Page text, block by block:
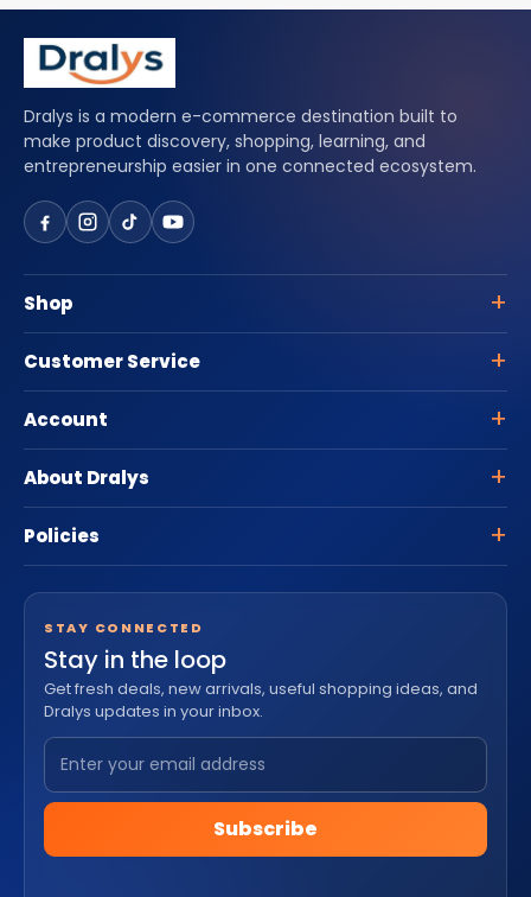
Dralys is a modern e-commerce destination built to
make product discovery, shopping, learning, and
entrepreneurship easier in one connected ecosystem.
Shop
Customer Service
Account
About Dralys
Policies
STAY CONNECTED
Stay in the loop
Get fresh deals, new arrivals, useful shopping ideas, and
Dralys updates in your inbox.
Subscribe